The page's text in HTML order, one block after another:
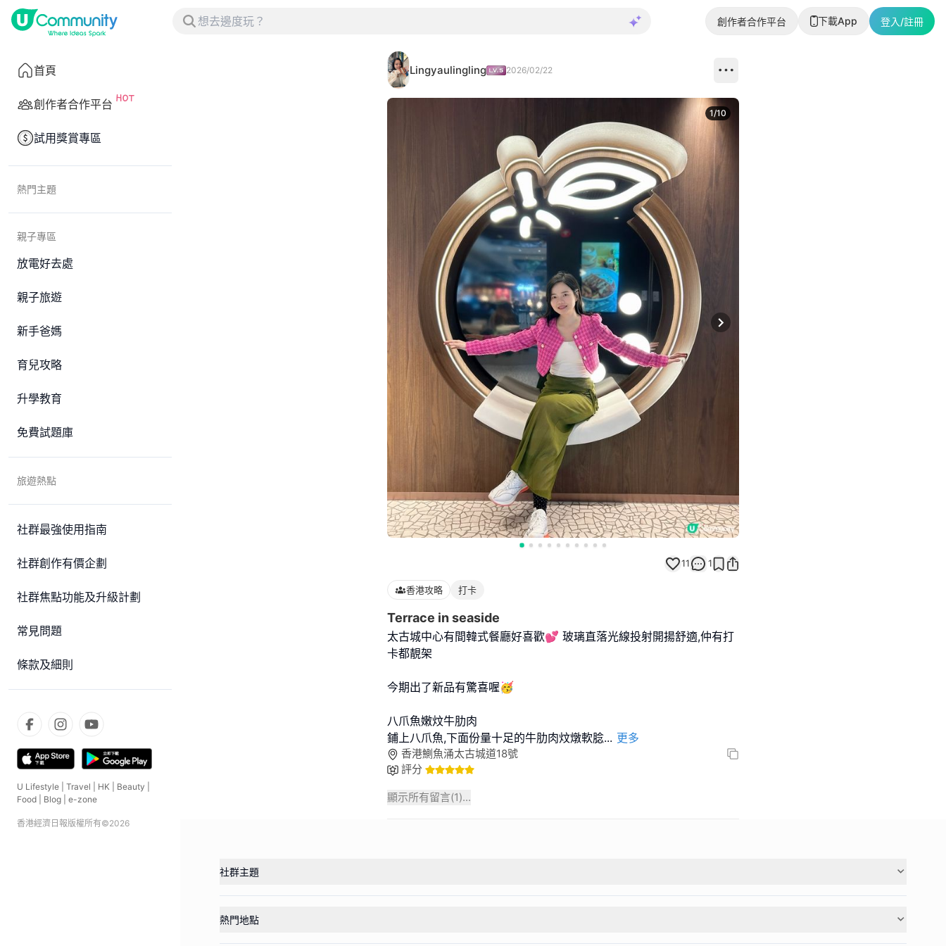
創作者合作平台 下載App 登入/註冊
首頁
創作者合作平台
試用獎賞專區
熱門主題
親子專區
放電好去處
親子旅遊
新手爸媽
育兒攻略
升學教育
免費試題庫
旅遊熱點
社群最強使用指南
社群創作有價企劃
社群焦點功能及升級計劃
常見問題
條款及細則
U Lifestyle Travel HK Beauty
Food
Blog e-zone
香港經濟日報版權所有©2026
Lingyaulingling 2026/02/22
Next slide
1/10
11 1
香港攻略 打卡
Terrace in seaside
太古城中心有間韓式餐廳好喜歡💕 玻璃直落光線投射開揚舒適,仲有打
卡都靚架
今期出了新品有驚喜喔🥳
八爪魚嫩炆牛肋肉
鋪上八爪魚,下面份量十足的牛肋肉炆燉軟腍... 更多
香港鰂魚涌太古城道18號
評分
顯示所有留言(1)...
社群主題
熱門地點